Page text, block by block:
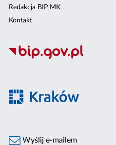
Redakcja BIP MK
Kontakt
Wyślij e-mailem